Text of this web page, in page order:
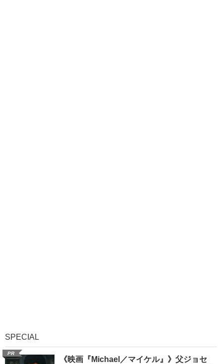
SPECIAL
PR
《映画『Michael／マイケル』》父ジョセ